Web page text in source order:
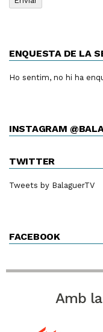
ENQUESTA DE LA
Ho sentim, no hi ha
INSTAGRAM
TWITTER
Tweets by BalaguerTV
FACEBOOK
Amb